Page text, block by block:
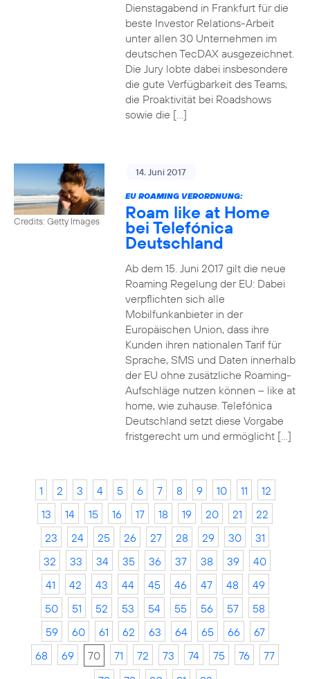
Dienstagabend in Frankfurt für die
beste Investor Relations-Arbeit
unter allen 30 Unternehmen im
deutschen TecDAX ausgezeichnet.
Die Jury lobte dabei insbesondere
die gute Verfügbarkeit des Teams,
die Proaktivität bei Roadshows
sowie die […]
Credits: Getty Images
14. Juni 2017
EU ROAMING VERORDNUNG:
Roam like at Home
bei Telefónica
Deutschland
Ab dem 15. Juni 2017 gilt die neue
Roaming Regelung der EU: Dabei
verpflichten sich alle
Mobilfunkanbieter in der
Europäischen Union, dass ihre
Kunden ihren nationalen Tarif für
Sprache, SMS und Daten innerhalb
der EU ohne zusätzliche Roaming-
Aufschläge nutzen können – like at
home, wie zuhause. Telefónica
Deutschland setzt diese Vorgabe
fristgerecht um und ermöglicht […]
1 2 3 4 5 6 7 8 9 10 11
12
13
14 15 16 17 18 19 20 21
22
23
24 25 26 27 28 29 30
31
32
33 34 35 36 37 38 39
40
41
42 43 44 45 46 47 48
49
50
51 52 53 54 55 56 57
58
59
60 61 62 63 64 65 66
67
68
69 70 71 72 73 74 75 76
77